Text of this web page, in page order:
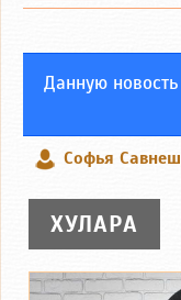
Данную
Софья Савнеш
ХУЛАРА